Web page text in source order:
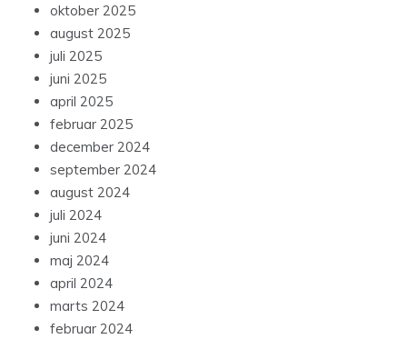
oktober 2025
august 2025
juli 2025
juni 2025
april 2025
februar 2025
december 2024
september 2024
august 2024
juli 2024
juni 2024
maj 2024
april 2024
marts 2024
februar 2024